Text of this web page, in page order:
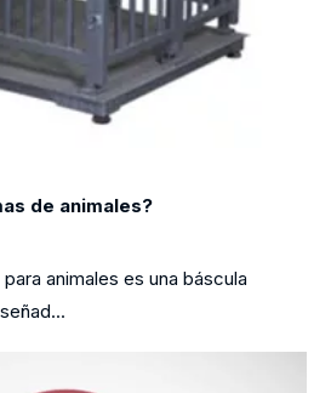
de animales?
animales es una báscula